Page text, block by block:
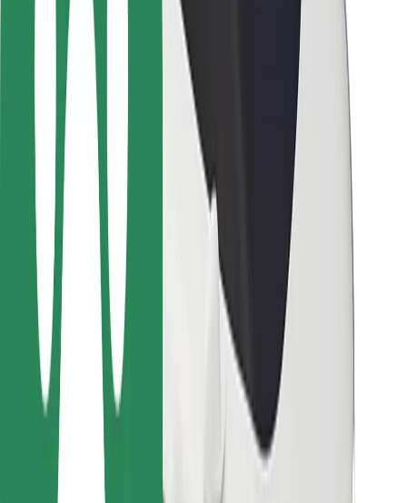
ქალაქი უკეთესობისკენ
აეროპორტები
Bolt-ის დასატენი სადგური
მხარდაჭერა
მძღოლებისთვის
კურიერებისთვის
Bolt Food
ავტოპარკის მფლობელებისთვის
რესტორნებისთვის
Bolt for Business
სხვა
მომწოდებლები
წესები და პირობები